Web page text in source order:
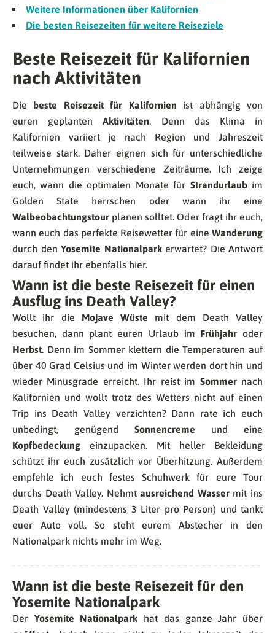
Weitere Informationen über Kalifornien
Die besten Reisezeiten für weitere Reiseziele
Beste Reisezeit für Kalifornien
nach Aktivitäten
Die beste Reisezeit für Kalifornien ist abhängig von
euren geplantenAktivitäten. Denn das Klima in
Kalifornien variiert je nach Region und Jahreszeit
teilweise stark. Daher eignen sich für unterschiedliche
Unternehmungen verschiedene Zeiträume. Ich zeige
euch, wann die optimalen Monate für Strandurlaubim
Golden State herrschen oder wann ihr eine
Walbeobachtungstour planen solltet. Oder fragt ihr euch,
wann euch das perfekte Reisewetter für eine Wanderung
durch den Yosemite Nationalparkerwartet? Die Antwort
darauf findet ihr ebenfalls hier.
Wann ist die beste Reisezeit für einen
Ausflug ins Death Valley?
Wollt ihr die Mojave Wüste mit dem Death Valley
besuchen, dann plant euren Urlaub im Frühjahr oder
Herbst. Denn im Sommer klettern die Temperaturen auf
über 40 Grad Celsius und im Winter werden dort hin und
wieder Minusgrade erreicht. Ihr reist im Sommernach
Kalifornien und wollt trotz des Wetters nicht auf einen
Trip ins Death Valley verzichten? Dann rate ich euch
unbedingt, genügend Sonnencreme und eine
Kopfbedeckung einzupacken. Mit heller Bekleidung
schützt ihr euch zusätzlich vor Überhitzung. Außerdem
empfehle ich euch festes Schuhwerk für eure Tour
durchs Death Valley. Nehmtausreichend Wassermit ins
Death Valley (mindestens 3 Liter pro Person) und tankt
euer Auto voll. So steht eurem Abstecher in den
Nationalpark nichts mehr im Weg.
Wann ist die beste Reisezeit für den
Yosemite Nationalpark
Der Yosemite Nationalpark hat das ganze Jahr über